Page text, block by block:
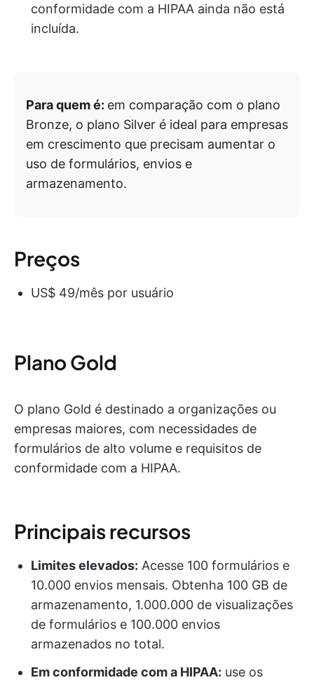
conformidade com a HIPAA ainda não está
incluída.
Para quem é: em comparação com o plano
Bronze, o plano Silver é ideal para empresas
em crescimento que precisam aumentar o
uso de formulários, envios e
armazenamento.
Preços
US$ 49/mês por usuário
Plano Gold
O plano Gold é destinado a organizações ou
empresas maiores, com necessidades de
formulários de alto volume e requisitos de
conformidade com a HIPAA.
Principais recursos
Limites elevados: Acesse 100 formulários e
10.000 envios mensais. Obtenha 100 GB de
armazenamento, 1.000.000 de visualizações
de formulários e 100.000 envios
armazenados no total.
Em conformidade com a HIPAA: use os